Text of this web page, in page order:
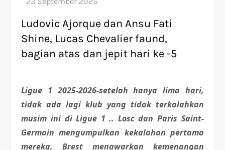
Ludovic Ajorque dan Ansu Fati
Shine, Lucas Chevalier faund,
bagian atas dan jepit hari ke -5
Ligue 1 2025-2026-setelah hanya lima hari,
tidak ada lagi klub yang tidak terkalahkan
musim ini di Ligue 1 .. Losc dan Paris Saint-
Germain mengumpulkan kekalahan pertama
mereka, Brest menawarkan kemenangan